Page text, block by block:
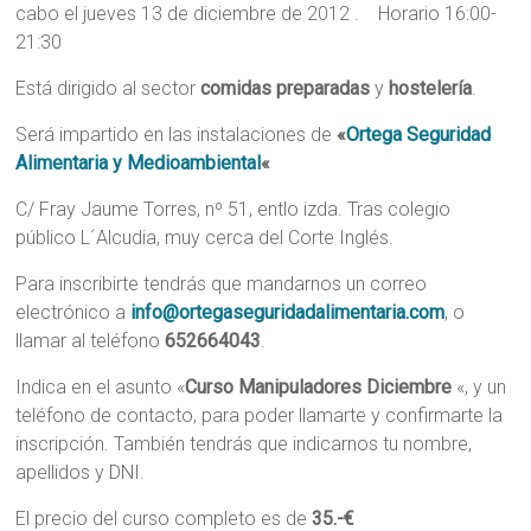
cabo el jueves 13 de diciembre de 2012 . Horario 16:00-
21:30
Está dirigido al sectorcomidas preparadas y hostelería
Será impartido en las instalaciones de«Ortega Seguridad
Alimentaria y Medioambiental«
C/ Fray Jaume Torres, nº 51, entlo izda. Tras colegio
público L´Alcudia, muy cerca del Corte Inglés.
Para inscribirte tendrás que mandarnos un correo
electrónico a info@ortegaseguridadalimentaria.com, o
llamar al teléfono652664043
Indica en el asunto «Curso Manipuladores Diciembre «, y un
teléfono de contacto, para poder llamarte y confirmarte la
inscripción. También tendrás que indicarnos tu nombre,
apellidos y DNI.
El precio del curso completo es de35.-€